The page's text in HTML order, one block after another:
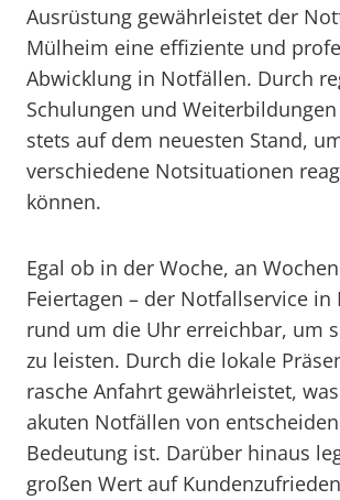
Ausrüstung gewährleistet der
Mülheim eine effiziente und
Abwicklung in Notfällen. Durch
Schulungen und
stets auf dem neuesten Stand,
verschiedene Notsituationen
können.
Egal ob in der Woche, an
Feiertagen – der Notfallservice
rund um die Uhr erreichbar, um
zu leisten. Durch die lokale
rasche Anfahrt gewährleistet,
akuten Notfällen von
Bedeutung ist. Darüber hinaus
großen Wert auf